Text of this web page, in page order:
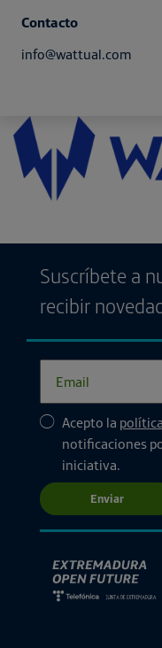
Contacto
info@wattual.com
Suscríbete a
recibir
Acepto la
notificaciones
iniciativa.
Enviar